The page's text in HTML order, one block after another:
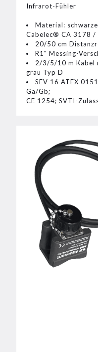
Infrarot-Fühler
Material:
Cabelec® CA 3178 /
20/50 cm
R1" Messing-
2/3/5/10 m Kabel
grau Typ D
SEV 16 ATEX
Ga/Gb;
CE 1254; SVTI-